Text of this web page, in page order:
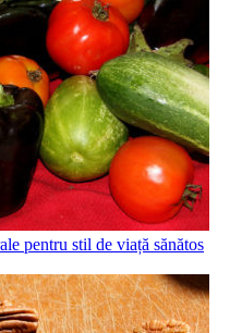
pentru stil de viață sănătos